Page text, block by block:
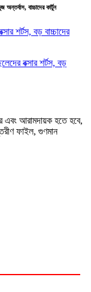
অন্তর্বাস, বাচ্চাদের কার্টুন
এবং আরামদায়ক হতে হবে,
ফাইল, গুণমান